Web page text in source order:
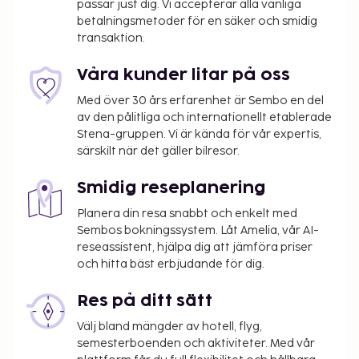
har även gratis wi-fi, conciergetjänster och en tv i
allmänt utrymme. Du kan äta på hotellets
rumsservice (under begränsade tider). Avsluta dagen
med en drink på boendets bar eller strandbar. Det
här boendet har tilldelats sin officiella
stjärngradering av the local rating authority.
Du kommer att ombes att betala följande avgifter
skatter:
En stadsskatt tas ut av staden och betalas på
boendet. Skatten är säsongsbunden och gäller
inte alltid året om. Undantag från skatten kan
finnas. Kontakta boendet med hjälp av
uppgifterna i bokningsbekräftelsen för mer
information.
Stadsskatt: Från 1 november till 29 februari, EUR
0.00 per person per natt upp till 10 nätter.
passar just dig. Vi accepterar alla vanliga
betalningsmetoder för en säker och smidig
transaktion.
Våra kunder litar på oss
Med över 30 års erfarenhet är Sembo en del
av den pålitliga och internationellt etablerade
Stena-gruppen. Vi är kända för vår expertis,
särskilt när det gäller bilresor.
Smidig reseplanering
Planera din resa snabbt och enkelt med
Sembos bokningssystem. Låt Amelia, vår AI-
reseassistent, hjälpa dig att jämföra priser
och hitta bäst erbjudande för dig.
Res på ditt sätt
Välj bland mängder av hotell, flyg,
semesterboenden och aktiviteter. Med vår